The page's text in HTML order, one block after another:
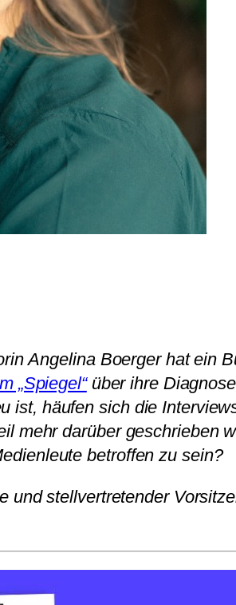
Angelina Boerger hat ein
„Spiegel“über ihre
ist, häufen sich die
mehr darüber geschrieben
betroffen zu sein?
und stellvertretender